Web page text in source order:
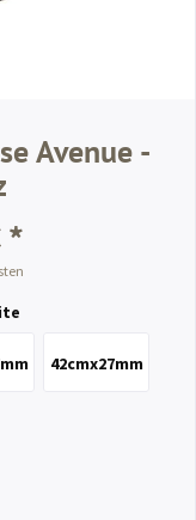
Avenue -
*
42cmx27mm